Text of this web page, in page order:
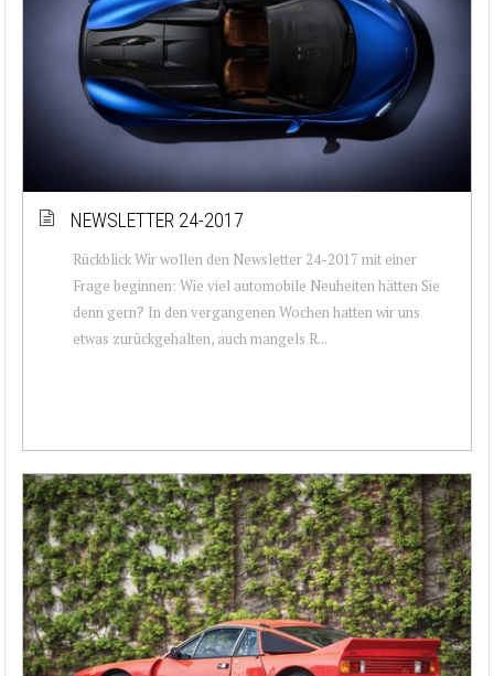
NEWSLETTER 24-2017
Rückblick Wir wollen den Newsletter 24-2017 mit einer
Frage beginnen: Wie viel automobile Neuheiten hätten Sie
denn gern? In den vergangenen Wochen hatten wir uns
etwas zurückgehalten, auch mangels R...